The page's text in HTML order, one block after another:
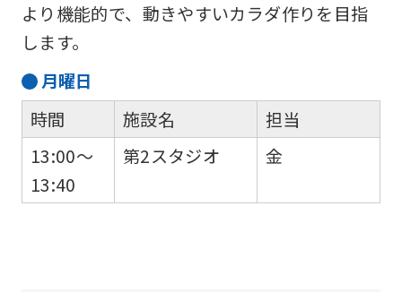
より機能的で、動きやすいカラダ作りを目指
します。
月曜日
時間
13:00～
13:40
施設名
第2スタジオ
担当
金
an
The
translation
may